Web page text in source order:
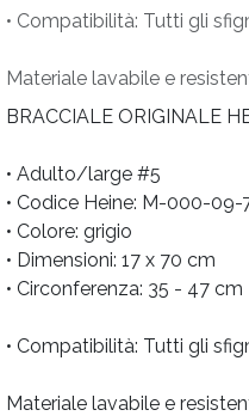
• Compatibilità: Tutti gli
Materiale lavabile e
BRACCIALE ORIGINALE
• Adulto/large #5
• Codice Heine: M-000-09-
• Colore: grigio
• Dimensioni: 17 x 70 cm
• Circonferenza: 35 - 47 cm
• Compatibilità: Tutti gli
Materiale lavabile e